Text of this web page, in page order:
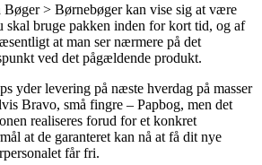
Bøger > Børnebøger kan vise sig at være
skal bruge pakken inden for kort tid, og af
at man ser nærmere på det
ved det pågældende produkt.
yder levering på næste hverdag på masser
Bravo, små fingre – Papbog, men det
realiseres forud for et konkret
at de garanteret kan nå at få dit nye
får fri.